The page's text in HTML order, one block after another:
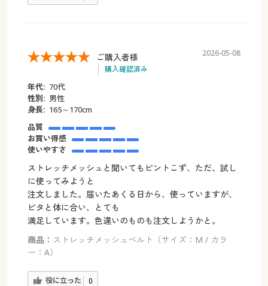
ご購入者様
購入確認済み
2026-05-08
年代: 70代
性別: 男性
身長: 165～170cm
品質
お買い得感
使いやすさ
ストレッチメッシュと聞いてもピントこず、ただ、試し
に使ってみようと
注文しました。届いたあくる日から、使っていますが、
ピタと体に合い、とても
満足しています。色違いのものも注文しようかと。
商品： ストレッチメッシュベルト（サイズ：M / カラ
ー：A）
役に立った 0